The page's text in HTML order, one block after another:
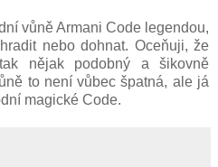
vůně Armani Code legendou,
nebo dohnat. Oceňuji, že
nějak podobný a šikovně
to není vůbec špatná, ale já
magické Code.